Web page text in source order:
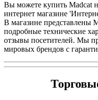
Вы можете купить Madcat
интернет магазине
В магазине представлены
подробные технические
отзывы посетителей. Мы
мировых брендов с